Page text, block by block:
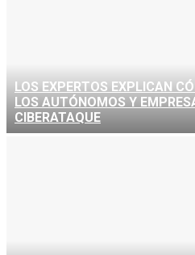
LOS EXPERTOS EXPLICAN
LOS AUTÓNOMOS Y
CIBERATAQUE